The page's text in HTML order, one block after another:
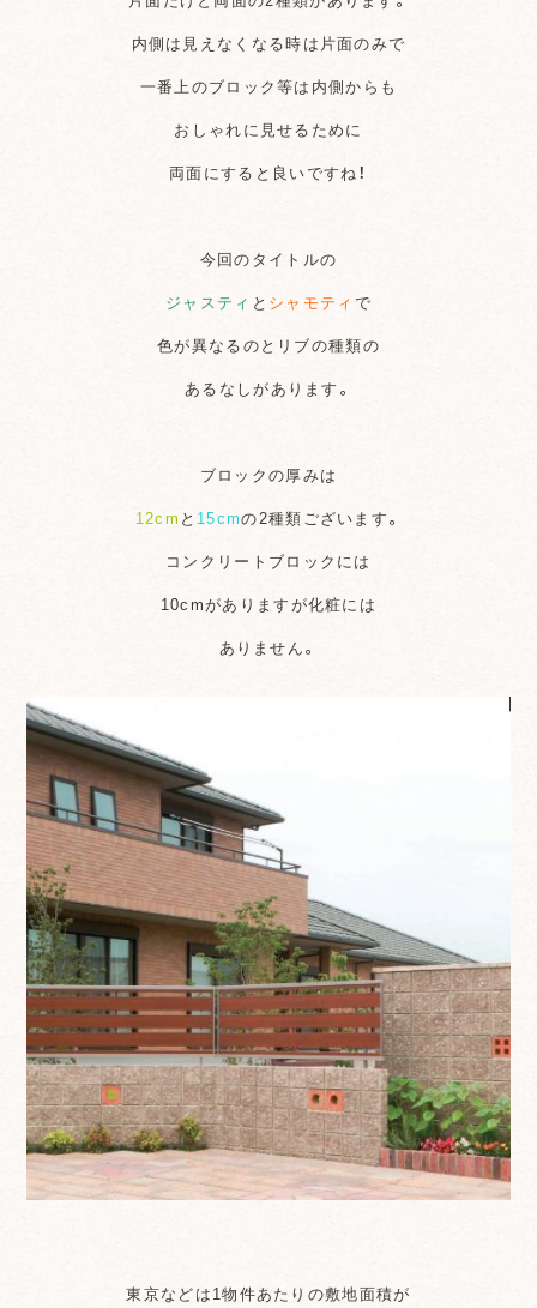
内側は見えなくなる時は片面のみで
一番上のブロック等は内側からも
おしゃれに見せるために
両面にすると良いですね！
今回のタイトルの
ジャスティ と シャモティ で
色が異なるのとリブの種類の
あるなしがあります。
ブロックの厚みは
12cm と 15cmの2種類ございます。
コンクリートブロックには
10cmがありますが化粧には
ありません。
東京などは1物件あたりの敷地面積が